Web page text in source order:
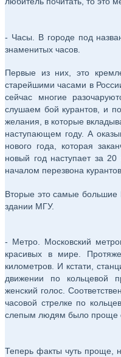
- Часы. В городе под
знаменитых часов.
Первые из них, это
старейшими часами в
сейчас многие
слушаем бой курантов, и
желания, в которые
наступающем году. А
нового года, которая
новый год наступает за
началом перезвона
Вторые это самые большие
здании МГУ.
- Метро. Московский
красивых в мире.
километров. И кстати,
движении по кольцевой
женский голос.
часовой стрелке по
слепым людям было проще
Теперь факты чуть проще,